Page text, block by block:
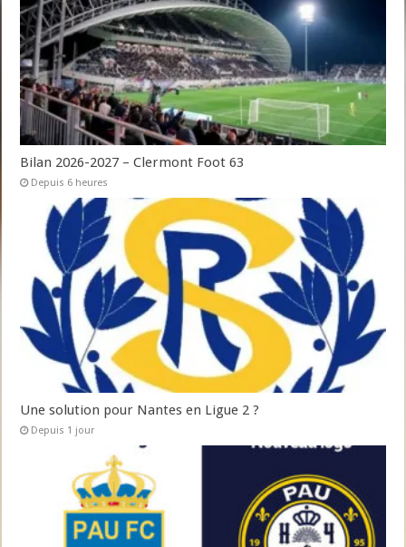
Bilan 2026-2027 – Clermont Foot 63
Depuis 6 heures
Une solution pour Nantes en Ligue 2 ?
Depuis 1 jour